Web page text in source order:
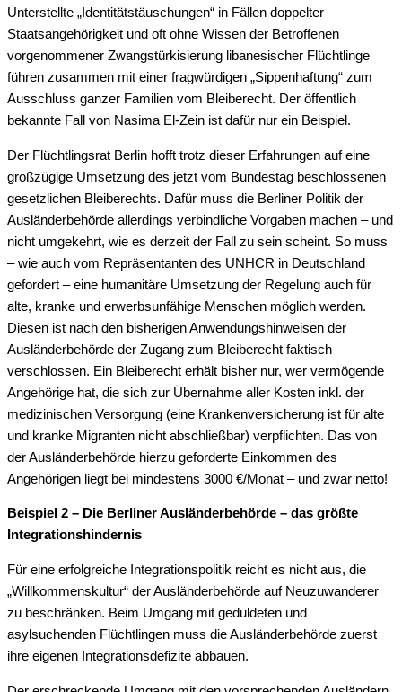
Unterstellte „Identitätstäuschungen“ in Fällen doppelter
Staatsangehörigkeit und oft ohne Wissen der Betroffenen
vorgenommener Zwangstürkisierung libanesischer Flüchtlinge
führen zusammen mit einer fragwürdigen „Sippenhaftung“ zum
Ausschluss ganzer Familien vom Bleiberecht. Der öffentlich
bekannte Fall von Nasima El-Zein ist dafür nur ein Beispiel.
Der Flüchtlingsrat Berlin hofft trotz dieser Erfahrungen auf eine
großzügige Umsetzung des jetzt vom Bundestag beschlossenen
gesetzlichen Bleiberechts. Dafür muss die Berliner Politik der
Ausländerbehörde allerdings verbindliche Vorgaben machen – und
nicht umgekehrt, wie es derzeit der Fall zu sein scheint. So muss
– wie auch vom Repräsentanten des UNHCR in Deutschland
gefordert – eine humanitäre Umsetzung der Regelung auch für
alte, kranke und erwerbsunfähige Menschen möglich werden.
Diesen ist nach den bisherigen Anwendungshinweisen der
Ausländerbehörde der Zugang zum Bleiberecht faktisch
verschlossen. Ein Bleiberecht erhält bisher nur, wer vermögende
Angehörige hat, die sich zur Übernahme aller Kosten inkl. der
medizinischen Versorgung (eine Krankenversicherung ist für alte
und kranke Migranten nicht abschließbar) verpflichten. Das von
der Ausländerbehörde hierzu geforderte Einkommen des
Angehörigen liegt bei mindestens 3000 €/Monat – und zwar netto!
Beispiel 2 – Die Berliner Ausländerbehörde – das größte
Integrationshindernis
Für eine erfolgreiche Integrationspolitik reicht es nicht aus, die
„Willkommenskultur“ der Ausländerbehörde auf Neuzuwanderer
zu beschränken. Beim Umgang mit geduldeten und
asylsuchenden Flüchtlingen muss die Ausländerbehörde zuerst
ihre eigenen Integrationsdefizite abbauen.